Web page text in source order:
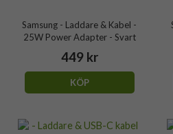
Samsung - Laddare & Kabel -
25W Power Adapter - Svart
449 kr
KÖP